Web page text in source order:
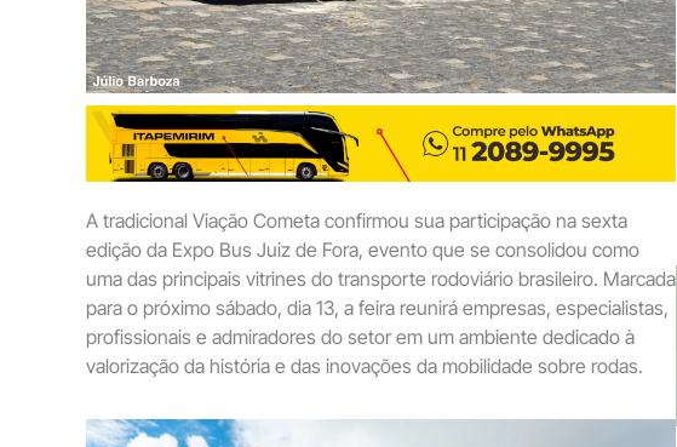
A tradicional Viação Cometa confirmou sua participação na sexta
edição da Expo Bus Juiz de Fora, evento que se consolidou como
uma das principais vitrines do transporte rodoviário brasileiro. Marcada
para o próximo sábado, dia 13, a feira reunirá empresas, especialistas,
profissionais e admiradores do setor em um ambiente dedicado à
valorização da história e das inovações da mobilidade sobre rodas.